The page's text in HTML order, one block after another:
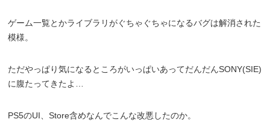
ゲーム一覧とかライブラリがぐちゃぐちゃになるバグは解消された
模様。
ただやっぱり気になるところがいっぱいあってだんだんSONY(SIE)
に腹たってきたよ…
PS5のUI、Store含めなんでこんな改悪したのか。